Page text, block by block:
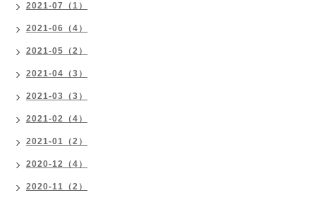
2021-07（1）
2021-06（4）
2021-05（2）
2021-04（3）
2021-03（3）
2021-02（4）
2021-01（2）
2020-12（4）
2020-11（2）